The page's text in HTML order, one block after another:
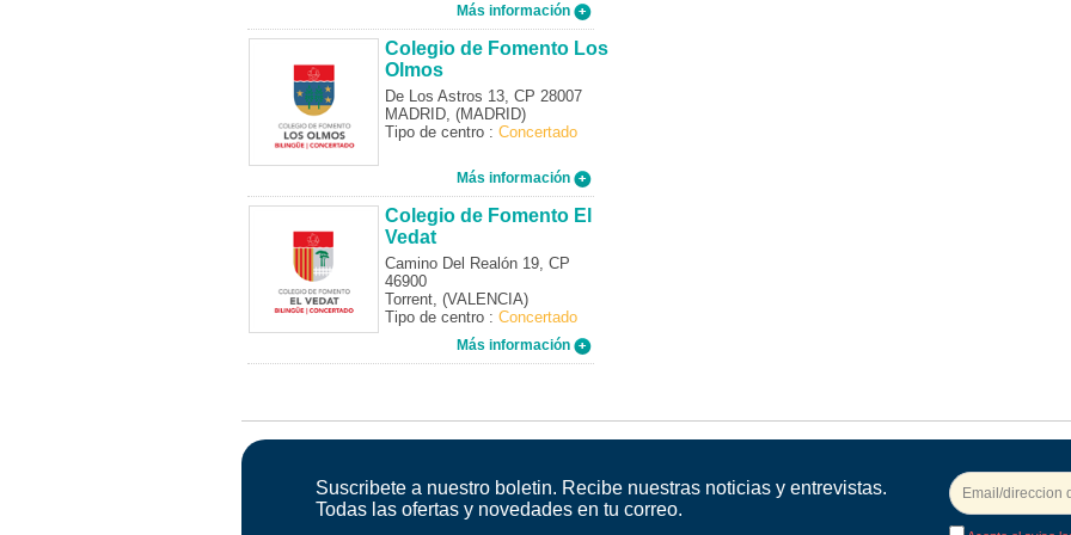
Más información
Colegio de Fomento Los
Olmos
De Los Astros 13, CP 28007
MADRID, (MADRID)
Tipo de centro : Concertado
Más información
Colegio de Fomento El
Vedat
Camino Del Realón 19, CP
46900
Torrent, (VALENCIA)
Tipo de centro : Concertado
Más información
Suscribete a nuestro boletin. Recibe nuestras noticias y entrevistas.
Todas las ofertas y novedades en tu correo.